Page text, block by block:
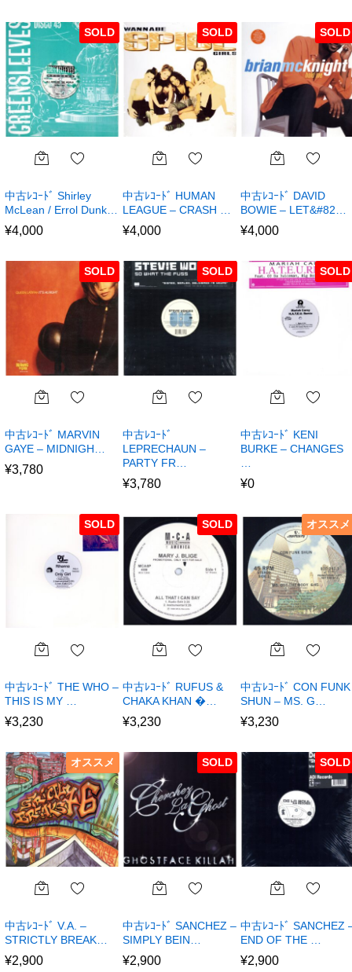
SOLD
中古ﾚｺｰﾄﾞ Shirley
McLean / Errol Dunk…
¥4,000
SOLD
中古ﾚｺｰﾄﾞ HUMAN
LEAGUE – CRASH …
¥4,000
SOLD
中古ﾚｺｰﾄﾞ DAVID
BOWIE – LET&#82…
¥4,000
SOLD
中古ﾚｺｰﾄﾞ MARVIN
GAYE – MIDNIGH…
¥3,780
SOLD
中古ﾚｺｰﾄﾞ
LEPRECHAUN –
PARTY FR…
¥3,780
SOLD
中古ﾚｺｰﾄﾞ KENI
BURKE – CHANGES
¥0
SOLD
中古ﾚｺｰﾄﾞ THE WHO –
THIS IS MY …
¥3,230
SOLD
中古ﾚｺｰﾄﾞ RUFUS &
CHAKA KHAN �…
¥3,230
オススメ
中古ﾚｺｰﾄﾞ CON FUNK
SHUN – MS. G…
¥3,230
オススメ
中古ﾚｺｰﾄﾞ V.A. –
STRICTLY BREAK…
¥2,900
SOLD
中古ﾚｺｰﾄﾞ SANCHEZ –
SIMPLY BEIN…
¥2,900
SOLD
中古ﾚｺｰﾄﾞ SANCHEZ
END OF THE …
¥2,900